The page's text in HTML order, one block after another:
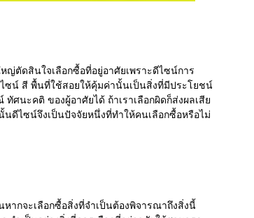
ตัดสินใจเลือกซื้อที่อยู่อาศัยเพราะดีไซน์การ
ไซน์ สี พื้นที่ใช้สอยให้คุ้มค่านั้นเป็นสิ่งที่มีประโยชน์
ทัศนะคติ ของผู้อาศัยได้ ถ้าเราเลือกผิดก็ส่งผลเสีย
นดีไซน์จึงเป็นปัจจัยหนึ่งที่ทำให้คนเลือกซื้อหรือไม่
ากจะเลือกซื้อสิ่งที่จำเป็นต้องพิจารณาถึงสิ่งนี้